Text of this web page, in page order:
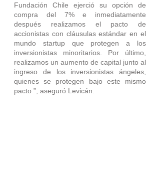
Fundación Chile ejerció su opción de
compra del 7% e inmediatamente
después realizamos el pacto de
accionistas con cláusulas estándar en el
mundo startup que protegen a los
inversionistas minoritarios. Por último,
realizamos un aumento de capital junto al
ingreso de los inversionistas ángeles,
quienes se protegen bajo este mismo
pacto ”, aseguró Levicán.